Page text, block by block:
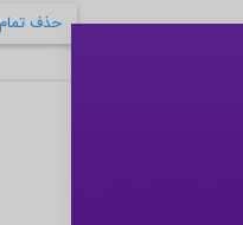
حذف تمام